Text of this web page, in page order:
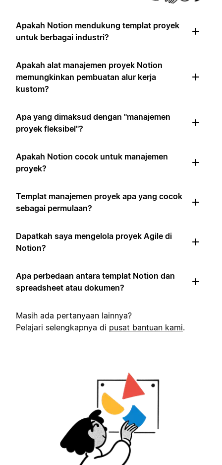
Apakah Notion mendukung templat proyek
untuk berbagai industri?
Apakah alat manajemen proyek Notion
memungkinkan pembuatan alur kerja
kustom?
Apa yang dimaksud dengan "manajemen
proyek fleksibel"?
Apakah Notion cocok untuk manajemen
proyek?
Templat manajemen proyek apa yang cocok
sebagai permulaan?
Dapatkah saya mengelola proyek Agile di
Notion?
Apa perbedaan antara templat Notion dan
spreadsheet atau dokumen?
Masih ada pertanyaan lainnya?
Pelajari selengkapnya di pusat bantuan kami.